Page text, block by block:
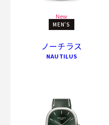
New
MEN'S
ノーチラス
NAUTILUS